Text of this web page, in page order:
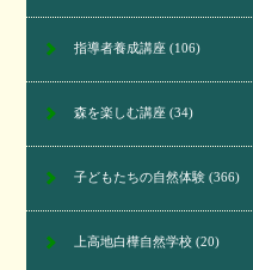
指導者養成講座(106)
森を楽しむ講座(34)
子どもたちの自然体験(366)
上高地白樺自然学校(20)